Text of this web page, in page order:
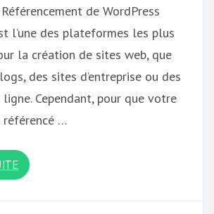
de WordPress
l’une des plateformes les plus
la création de sites web, que
des sites d’entreprise ou des
Cependant, pour que votre
référencé …